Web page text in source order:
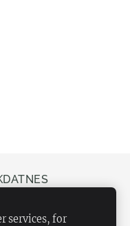
20, Rīga, LV-1050
services, for